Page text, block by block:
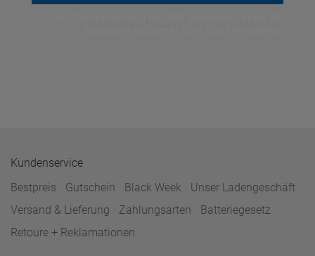
Kundenservice
Bestpreis
Gutschein Black Week
Unser Ladengeschäft
Versand & Lieferung
Zahlungsarten
Batteriegesetz
Retoure + Reklamationen